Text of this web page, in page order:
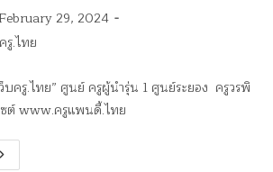
February 29, 2024
รู.ไทย
ว็บครู.ไทย” ศูนย์ ครูผู้นำรุ่น 1 ศูนย์ระยอง ครูวรพิ
ซต์ www.ครูแพนดี้.ไทย